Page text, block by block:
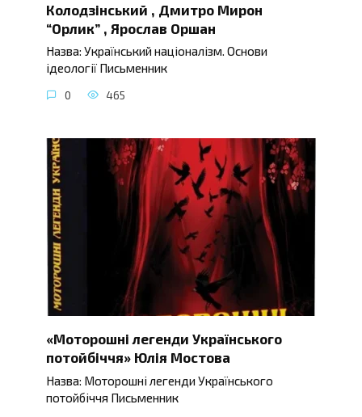
Колодзінський , Дмитро Мирон
“Орлик” , Ярослав Оршан
Назва: Український націоналізм. Основи
ідеології Письменник
0 465
«Моторошні легенди Українського
потойбіччя» Юлія Мостова
Назва: Моторошні легенди Українського
потойбіччя Письменник